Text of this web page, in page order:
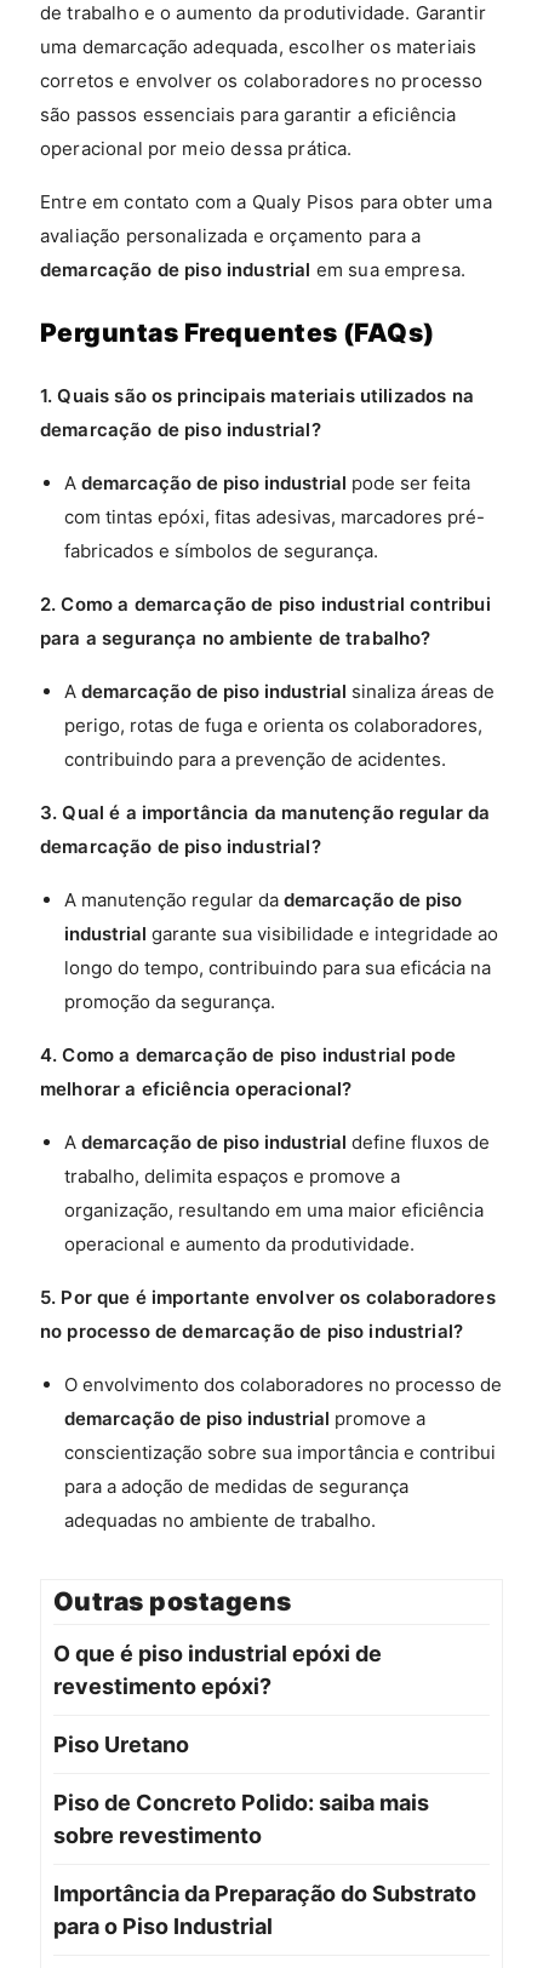
de trabalho e o aumento da produtividade. Garantir
uma demarcação adequada, escolher os materiais
corretos e envolver os colaboradores no processo
são passos essenciais para garantir a eficiência
operacional por meio dessa prática.
Entre em contato com a Qualy Pisos para obter uma
avaliação personalizada e orçamento para a
demarcação de piso industrial em sua empresa.
Perguntas Frequentes (FAQs)
1. Quais são os principais materiais utilizados na
demarcação de piso industrial?
A demarcação de piso industrial pode ser feita
com tintas epóxi, fitas adesivas, marcadores pré-
fabricados e símbolos de segurança.
2. Como a demarcação de piso industrial contribui
para a segurança no ambiente de trabalho?
A demarcação de piso industrial sinaliza áreas de
perigo, rotas de fuga e orienta os colaboradores,
contribuindo para a prevenção de acidentes.
3. Qual é a importância da manutenção regular da
demarcação de piso industrial?
A manutenção regular da demarcação de piso
industrial garante sua visibilidade e integridade ao
longo do tempo, contribuindo para sua eficácia na
promoção da segurança.
4. Como a demarcação de piso industrial pode
melhorar a eficiência operacional?
A demarcação de piso industrial define fluxos de
trabalho, delimita espaços e promove a
organização, resultando em uma maior eficiência
operacional e aumento da produtividade.
5. Por que é importante envolver os colaboradores
no processo de demarcação de piso industrial?
O envolvimento dos colaboradores no processo de
demarcação de piso industrial promove a
conscientização sobre sua importância e contribui
para a adoção de medidas de segurança
adequadas no ambiente de trabalho.
Outras postagens
O que é piso industrial epóxi de
revestimento epóxi?
Piso Uretano
Piso de Concreto Polido: saiba mais
sobre revestimento
Importância da Preparação do Substrato
para o Piso Industrial